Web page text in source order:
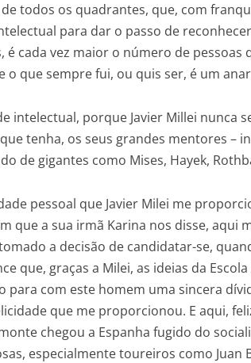
todos os quadrantes, que, com
para dar o passo de
cada vez maior o número de pessoas
que sempre fui, ou quis ser, é um
intelectual, porque Javier Millei nunca
tenha, os seus grandes mentores –
de gigantes como Mises, Hayek,
pessoal que Javier Milei me
que a sua irmã Karina nos disse, aqui
a decisão de candidatar-se,
que, graças a Milei, as ideias da
com este homem uma sincera
que me proporcionou. E aqui,
chegou a Espanha fugido do
especialmente toureiros como Juan